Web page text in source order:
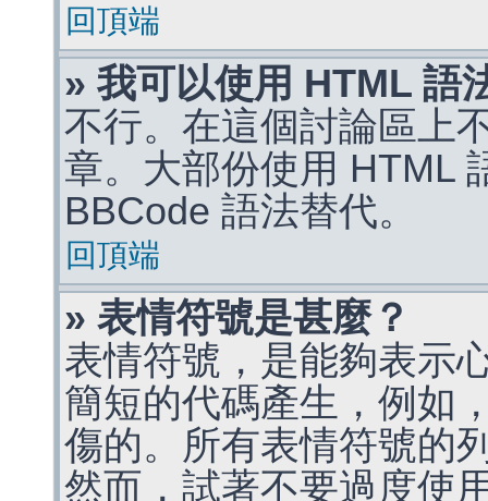
回頂端
» 我可以使用 HTML 語
不行。在這個討論區上
章。大部份使用 HTML
BBCode 語法替代。
回頂端
» 表情符號是甚麼？
表情符號，是能夠表示
簡短的代碼產生，例如
傷的。所有表情符號的
然而，試著不要過度使